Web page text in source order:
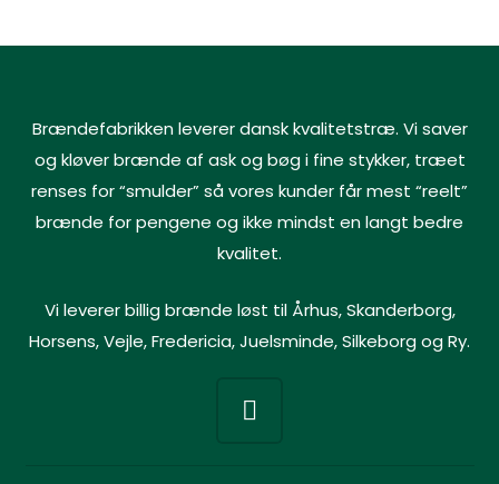
Brændefabrikken leverer dansk kvalitetstræ. Vi saver
og kløver brænde af ask og bøg i fine stykker, træet
renses for “smulder” så vores kunder får mest “reelt”
brænde for pengene og ikke mindst en langt bedre
kvalitet.
Vi leverer billig brænde løst til Århus,Skanderborg,
Horsens,Vejle,Fredericia, Juelsminde,Silkeborgog Ry.